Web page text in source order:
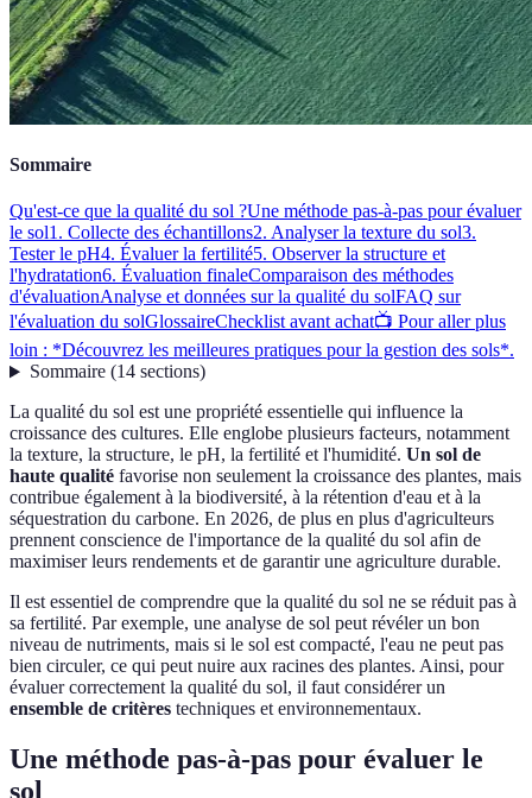
Sommaire
Qu'est-ce que la qualité du sol ?Une méthode pas-à-pas pour évaluer
le sol1. Collecte des échantillons2. Analyser la texture du sol3.
Tester le pH4. Évaluer la fertilité5. Observer la structure et
l'hydratation6. Évaluation finaleComparaison des méthodes
d'évaluationAnalyse et données sur la qualité du solFAQ sur
l'évaluation du solGlossaireChecklist avant achat📺 Pour aller plus
loin : *Découvrez les meilleures pratiques pour la gestion des sols*.
Sommaire(14 sections)
La qualité du sol est une propriété essentielle qui influence la
croissance des cultures. Elle englobe plusieurs facteurs, notamment
la texture, la structure, le pH, la fertilité et l'humidité. Un sol de
haute qualité favorise non seulement la croissance des plantes, mais
contribue également à la biodiversité, à la rétention d'eau et à la
séquestration du carbone. En 2026, de plus en plus d'agriculteurs
prennent conscience de l'importance de la qualité du sol afin de
maximiser leurs rendements et de garantir une agriculture durable.
Il est essentiel de comprendre que la qualité du sol ne se réduit pas à
sa fertilité. Par exemple, une analyse de sol peut révéler un bon
niveau de nutriments, mais si le sol est compacté, l'eau ne peut pas
bien circuler, ce qui peut nuire aux racines des plantes. Ainsi, pour
évaluer correctement la qualité du sol, il faut considérer un
ensemble de critères techniques et environnementaux.
Une méthode pas-à-pas pour évaluer le
sol